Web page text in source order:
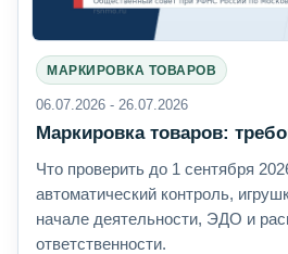
МАРКИРОВКА ТОВАРОВ
06.07.2026 - 26.07.2026
Маркировка товаров:
Что проверить до 1 сентября
автоматический контроль,
начале деятельности, ЭДО и
ответственности.